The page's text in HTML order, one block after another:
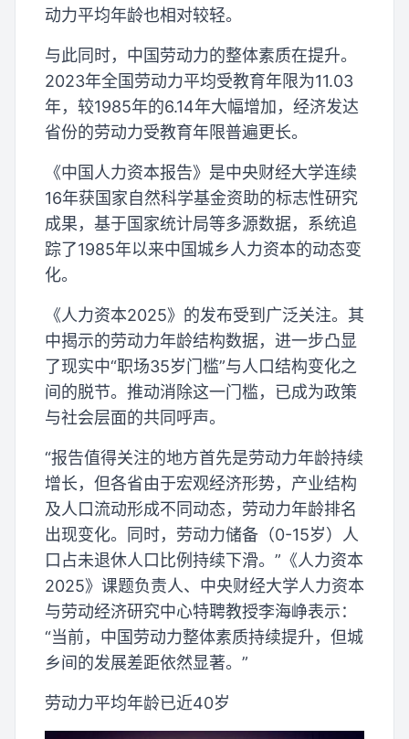
动力平均年龄也相对较轻。
与此同时，中国劳动力的整体素质在提升。
2023年全国劳动力平均受教育年限为11.03
年，较1985年的6.14年大幅增加，经济发达
省份的劳动力受教育年限普遍更长。
《中国人力资本报告》是中央财经大学连续
16年获国家自然科学基金资助的标志性研究
成果，基于国家统计局等多源数据，系统追
踪了1985年以来中国城乡人力资本的动态变
化。
《人力资本2025》的发布受到广泛关注。其
中揭示的劳动力年龄结构数据，进一步凸显
了现实中“职场35岁门槛”与人口结构变化之
间的脱节。推动消除这一门槛，已成为政策
与社会层面的共同呼声。
“报告值得关注的地方首先是劳动力年龄持续
增长，但各省由于宏观经济形势，产业结构
及人口流动形成不同动态，劳动力年龄排名
出现变化。同时，劳动力储备（0-15岁）人
口占未退休人口比例持续下滑。”《人力资本
2025》课题负责人、中央财经大学人力资本
与劳动经济研究中心特聘教授李海峥表示：
“当前，中国劳动力整体素质持续提升，但城
乡间的发展差距依然显著。”
劳动力平均年龄已近40岁